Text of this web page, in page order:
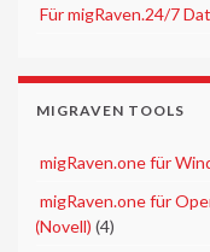
Für migRaven.24/7
MIGRAVEN TOOLS
migRaven.one für
migRaven.one für
(Novell) (4)